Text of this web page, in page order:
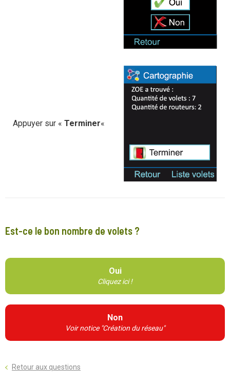
Appuyer sur « Terminer«
Est-ce le bon nombre de volets ?
Oui
Cliquez ici !
Non
Voir notice "Création du réseau"
Retour aux questions